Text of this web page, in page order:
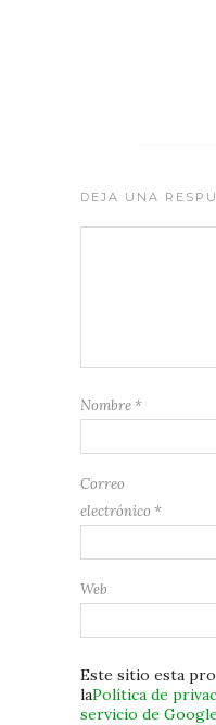
DEJA UNA
Nombre *
Correo
electrónico *
Web
Este sitio esta
laPolítica de
servicio de